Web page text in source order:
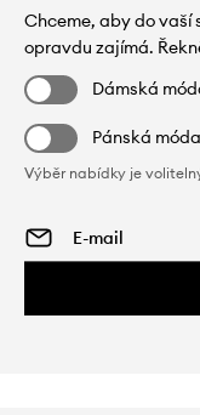
Chceme, aby do vaší
opravdu zajímá.
Dámská
Pánská móda
Výběr nabídky je